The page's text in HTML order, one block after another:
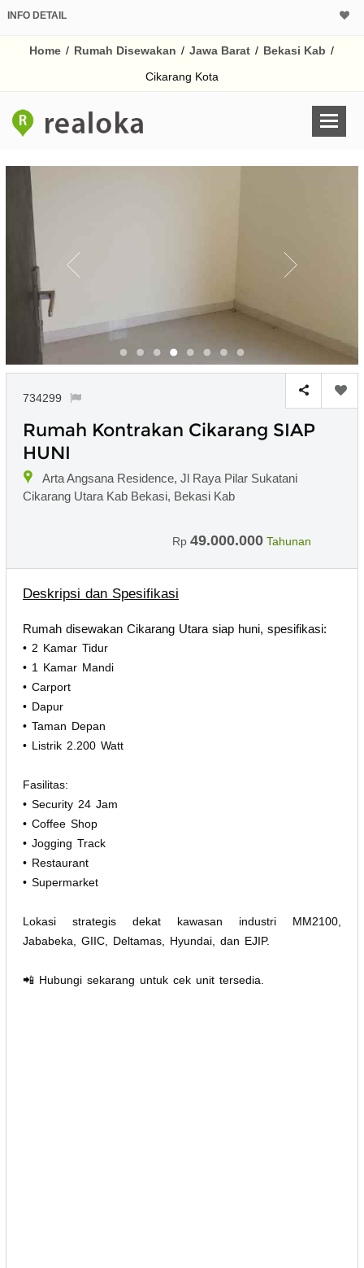
INFO DETAIL
Home / Rumah Disewakan / Jawa Barat / Bekasi Kab /
Cikarang Kota
734299
Rumah Kontrakan Cikarang SIAP
HUNI
Arta Angsana Residence, Jl Raya Pilar Sukatani
Cikarang Utara Kab Bekasi, Bekasi Kab
Rp 49.000.000 Tahunan
Deskripsi dan Spesifikasi
Rumah disewakan Cikarang Utara siap huni, spesifikasi:
• 2 Kamar Tidur
• 1 Kamar Mandi
• Carport
• Dapur
• Taman Depan
• Listrik 2.200 Watt
Fasilitas:
• Security 24 Jam
• Coffee Shop
• Jogging Track
• Restaurant
• Supermarket
Lokasi strategis dekat kawasan industri MM2100,
Jababeka, GIIC, Deltamas, Hyundai, dan EJIP.
📲 Hubungi sekarang untuk cek unit tersedia.